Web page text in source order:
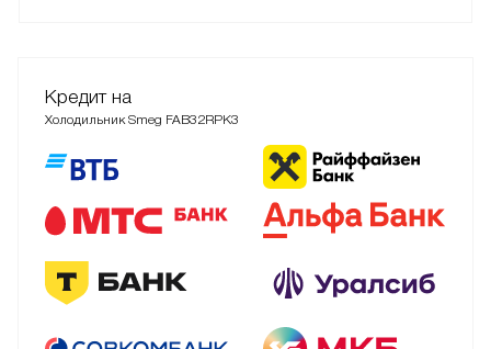
Кредит на
Холодильник Smeg FAB32RPK3